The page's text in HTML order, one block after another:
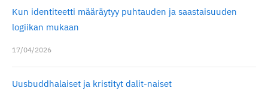
Kun identiteetti määräytyy puhtauden ja saastaisuuden
logiikan mukaan
17/04/2026
Uusbuddhalaiset ja kristityt dalit-naiset